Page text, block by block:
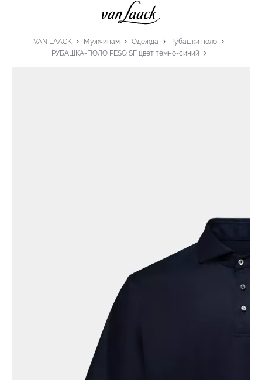
VAN LAACK Мужчинам Одежда
Рубашки поло
РУБАШКА-ПОЛО PESO SF цвет темно-синий